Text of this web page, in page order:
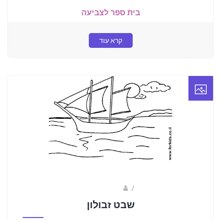
בית ספר לצביעה
קרא עוד
/
שבט זבולון